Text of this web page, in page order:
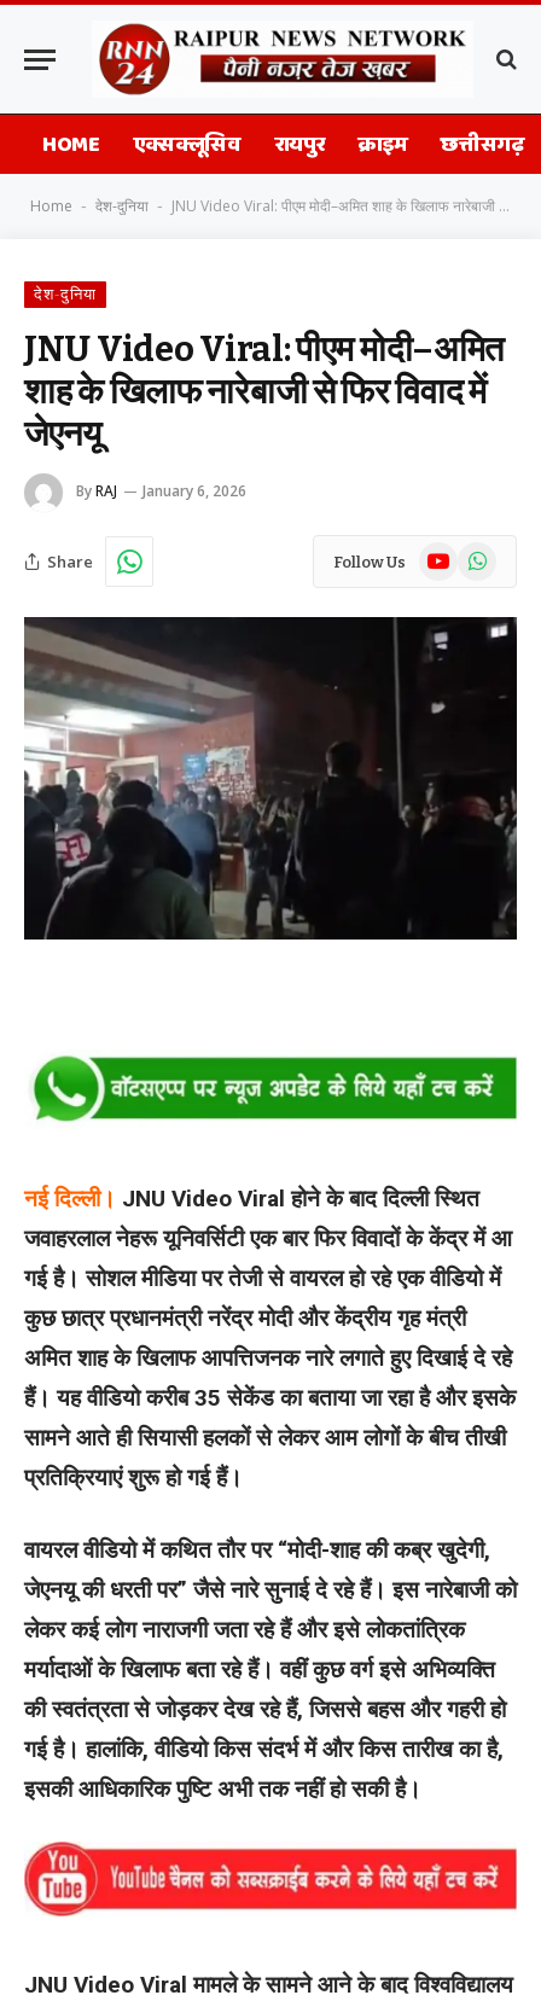
HOME एक्सक्लूसिव रायपुर क्राइम छत्तीसगढ़
Home - देश-दुनिया - JNU Video Viral: पीएम मोदी–अमित शाह के खिलाफ नारेबाजी से फिर विवाद में जेएनयू
देश-दुनिया
JNU Video Viral: पीएम मोदी–अमित
शाह के खिलाफ नारेबाजी से फिर विवाद में
जेएनयू
ByRAJ January 6, 2026
Share Follow Us YouTubeWhatsApp
नई दिल्ली। JNU Video Viral होने के बाद दिल्ली स्थित
जवाहरलाल नेहरू यूनिवर्सिटी एक बार फिर विवादों के केंद्र में आ
गई है। सोशल मीडिया पर तेजी से वायरल हो रहे एक वीडियो में
कुछ छात्र प्रधानमंत्री नरेंद्र मोदी और केंद्रीय गृह मंत्री
अमित शाह के खिलाफ आपत्तिजनक नारे लगाते हुए दिखाई दे रहे
हैं। यह वीडियो करीब 35 सेकेंड का बताया जा रहा है और इसके
सामने आते ही सियासी हलकों से लेकर आम लोगों के बीच तीखी
प्रतिक्रियाएं शुरू हो गई हैं।
वायरल वीडियो में कथित तौर पर “मोदी-शाह की कब्र खुदेगी,
जेएनयू की धरती पर” जैसे नारे सुनाई दे रहे हैं। इस नारेबाजी को
लेकर कई लोग नाराजगी जता रहे हैं और इसे लोकतांत्रिक
मर्यादाओं के खिलाफ बता रहे हैं। वहीं कुछ वर्ग इसे अभिव्यक्ति
की स्वतंत्रता से जोड़कर देख रहे हैं, जिससे बहस और गहरी हो
गई है। हालांकि, वीडियो किस संदर्भ में और किस तारीख का है,
इसकी आधिकारिक पुष्टि अभी तक नहीं हो सकी है।
JNU Video Viral मामले के सामने आने के बाद विश्वविद्यालय